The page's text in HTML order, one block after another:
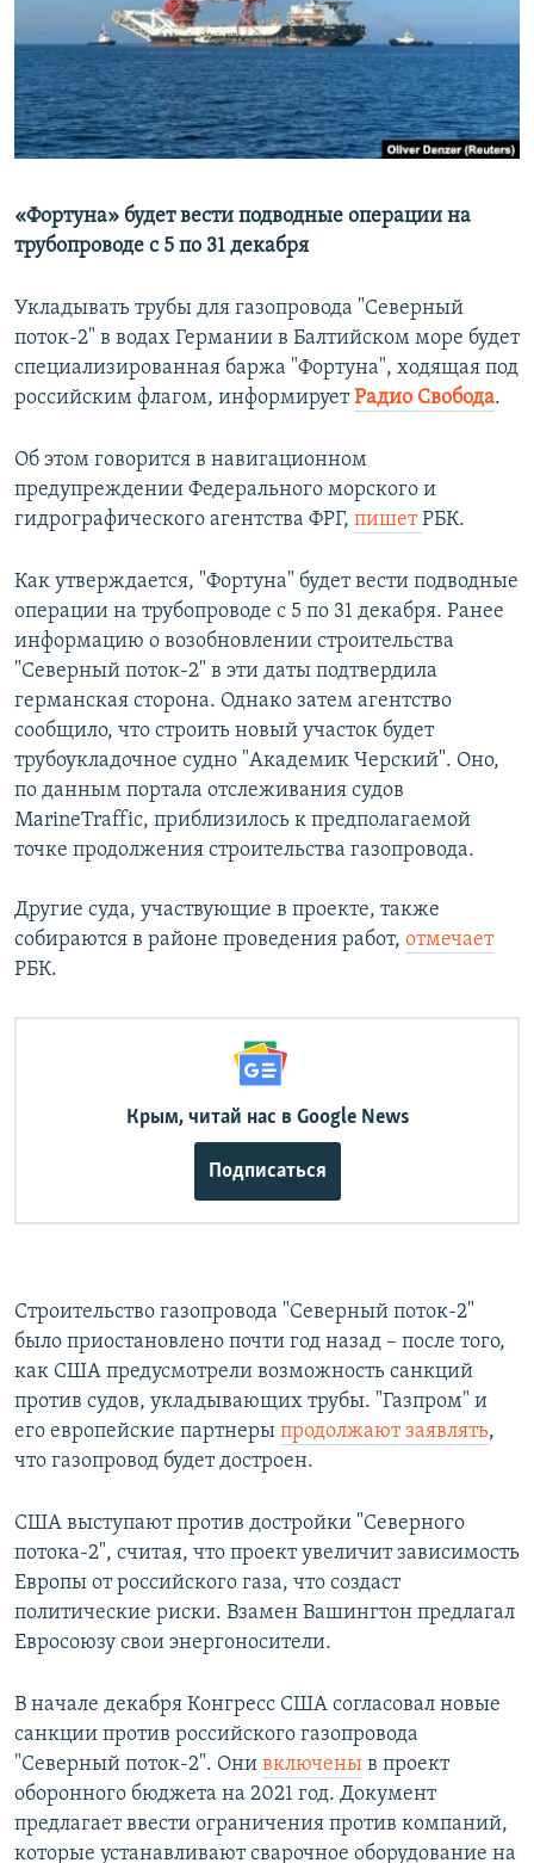
ПОБЕДИТЕЛЕЙ НЕ СУДЯТ?
КРЫМ.НЕПОКОРЕННЫЙ
ELIFBE
УКРАИНСКАЯ ПРОБЛЕМА КРЫМА
ПРИСОЕДИНЯЙТЕСЬ!
«Фортуна» будет вести подводные операции на
трубопроводе с 5 по 31 декабря
Укладывать трубы для газопровода "Северный
поток-2" в водах Германии в Балтийском море будет
специализированная баржа "Фортуна", ходящая под
российским флагом, информируетРадио Свобода.
Об этом говорится в навигационном
предупреждении Федерального морского и
гидрографического агентства ФРГ, пишетРБК.
Как утверждается, "Фортуна" будет вести подводные
операции на трубопроводе с 5 по 31 декабря. Ранее
информацию о возобновлении строительства
"Северный поток-2" в эти даты подтвердила
германская сторона. Однако затем агентство
сообщило, что строить новый участок будет
трубоукладочное судно "Академик Черский". Оно,
по данным портала отслеживания судов
MarineTraffic, приблизилось к предполагаемой
точке продолжения строительства газопровода.
Другие суда, участвующие в проекте, также
собираются в районе проведения работ, отмечает
РБК.
Крым, читай нас в Google News
Подписаться
Строительство газопровода "Северный поток-2"
было приостановлено почти год назад – после того,
как США предусмотрели возможность санкций
против судов, укладывающих трубы. "Газпром" и
его европейские партнеры продолжают заявлять,
что газопровод будет достроен.
США выступают против достройки "Северного
потока-2", считая, что проект увеличит зависимость
Европы от российского газа, что создаст
политические риски. Взамен Вашингтон предлагал
Евросоюзу свои энергоносители.
В начале декабря Конгресс США согласовал новые
санкции против российского газопровода
"Северный поток-2". Они включены в проект
оборонного бюджета на 2021 год. Документ
предлагает ввести ограничения против компаний,
которые устанавливают сварочное оборудование на